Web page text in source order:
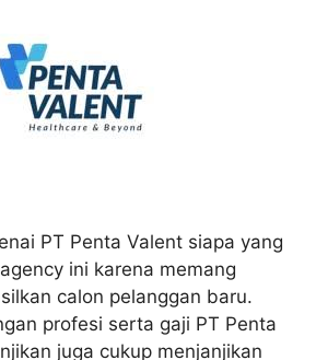
PT Penta Valent siapa yang
ini karena memang
calon pelanggan baru.
profesi serta gaji PT Penta
juga cukup menjanjikan